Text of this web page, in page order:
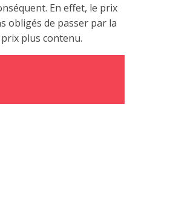
En effet, le prix
obligés de passer par la
plus contenu.